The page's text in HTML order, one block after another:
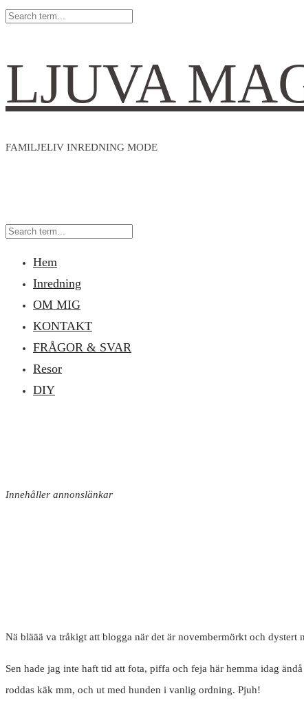
LJUVA
FAMILJELIV INREDNING MODE
Hem
Inredning
OM MIG
KONTAKT
FRÅGOR & SVAR
Resor
DIY
Innehåller annonslänkar
Nä bläää va tråkigt att blogga när det är novembermörkt och dystert
Sen hade jag inte haft tid att fota, piffa och feja här hemma idag
roddas käk mm, och ut med hunden i vanlig ordning. Pjuh!